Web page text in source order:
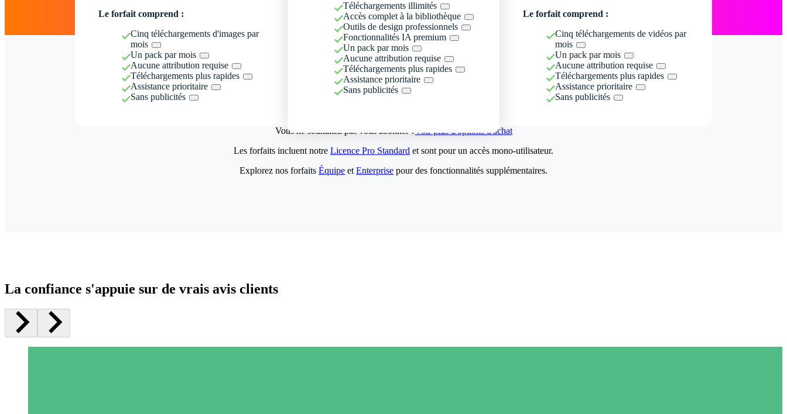
Le forfait comprend :
Cinq téléchargements d'images par
mois
Un pack par mois
Aucune attribution requise
Téléchargements plus rapides
Assistance prioritaire
Sans publicités
Téléchargements illimités
Accès complet à la bibliothèque
Outils de design professionnels
Fonctionnalités IA premium
Un pack par mois
Aucune attribution requise
Téléchargements plus rapides
Assistance prioritaire
Sans publicités
Le forfait comprend :
Cinq téléchargements de vidéos par
mois
Un pack par mois
Aucune attribution requise
Téléchargements plus rapides
Assistance prioritaire
Sans publicités
Vous ne souhaitez pas vous abonner ?Voir plus d'options d'achat
Les forfaits incluent notre Licence Pro Standard et sont pour un accès mono-utilisateur.
Explorez nos forfaits Équipe et Enterprise pour des fonctionnalités supplémentaires.
La confiance s'appuie sur de vrais avis clients